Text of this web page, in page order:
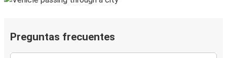
Preguntas frecuentes